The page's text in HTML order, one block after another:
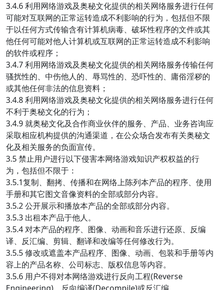
3.4.6 利用网络游戏及奥秘文化提供的相关网络服务进行任何
可能对互联网的正常运转造成不利影响的行为，包括但不限
于以任何方式传输含有计算机病毒、破坏性程序的文件或其
他任何可能对他人计算机或互联网的正常运转造成不利影响
的软件或程序；
3.4.7 利用网络游戏及奥秘文化提供的相关网络服务传输任何
骚扰性的、中伤他人的、辱骂性的、恐吓性的、庸俗淫秽的
或其他任何非法的信息资料；
3.4.8 利用网络游戏及奥秘文化提供的相关网络服务进行任何
不利于奥秘文化的行为；
3.4.9 就奥秘文化及合作商业伙伴的服务、产品、业务咨询应
采取相应机构提供的沟通渠道，在公众场合发布有关奥秘文
化及相关服务的负面宣传。
3.5 禁止用户进行以下侵害本网络游戏知识产权权益的行
为，包括但不限于：
3.5.1复制、翻拷、传播和在网络上陈列本产品的程序、使用
手册和其它图文音像资料的全部或部分内容。
3.5.2 公开展示和播放本产品的全部或部分内容。
3.5.3 出租本产品于他人。
3.5.4 对本产品的程序、图像、动画和音乐进行还原、反编
译、反汇编、剪辑、翻译和改编等任何修改行为。
3.5.5 修改或遮盖本产品程序、图像、动画、包装和手册等内
容上的产品名称、公司标志、版权信息等内容。
3.5.6 用户不得对本网络游戏进行反向工程(Reverse